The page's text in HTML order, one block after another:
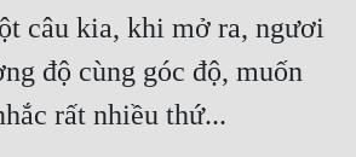
độ cùng góc độ, muốn
rất nhiều thứ...